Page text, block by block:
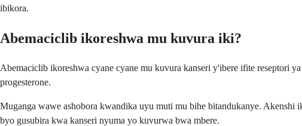
ibikora.
Abemaciclib ikoreshwa mu kuvura iki?
Abemaciclib ikoreshwa cyane cyane mu kuvura kanseri y'ibere ifite reseptori
progesterone.
Muganga wawe ashobora kwandika uyu muti mu bihe bitandukanye.
byo gusubira kwa kanseri nyuma yo kuvurwa bwa mbere.